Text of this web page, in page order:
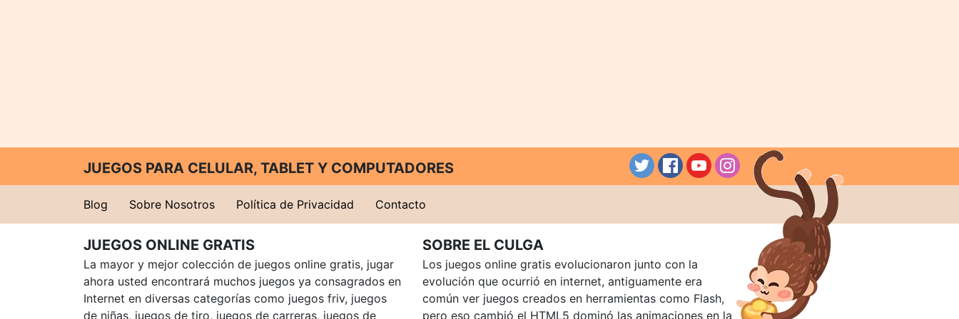
JUEGOS PARA CELULAR, TABLET Y COMPUTADORES
Blog Sobre Nosotros Política de Privacidad Contacto
JUEGOS ONLINE GRATIS
La mayor y mejor colección de juegos online gratis, jugar
ahora usted encontrará muchos juegos ya consagrados en
Internet en diversas categorías como juegos friv, juegos
de niñas, juegos de tiro, juegos de carreras, juegos de
SOBRE EL CULGA
Los juegos online gratis evolucionaron junto con la
evolución que ocurrió en internet, antiguamente era
común ver juegos creados en herramientas como Flash,
pero eso cambió el HTML5 dominó las animaciones en la